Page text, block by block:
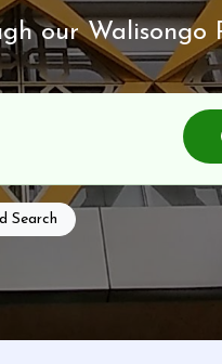
our Walisongo
Search